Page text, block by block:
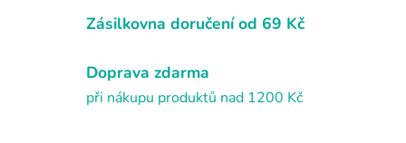
Zásilkovna doručení od 69 Kč
Doprava zdarma
při nákupu produktů nad 1200 Kč